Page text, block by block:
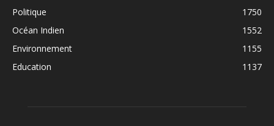
Politique
1750
Océan Indien
1552
Environnement
1155
Education
1137